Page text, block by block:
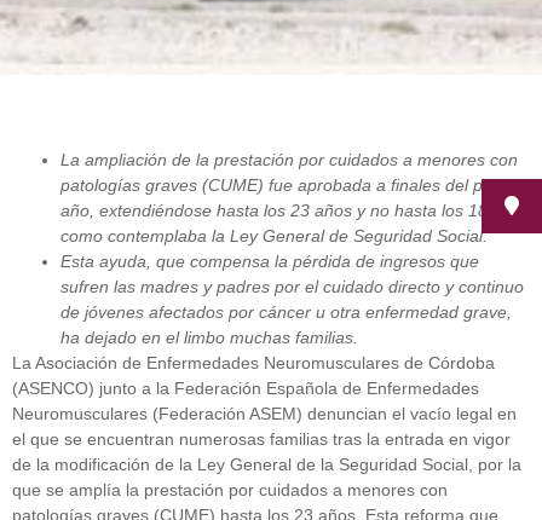
La ampliación de la prestación por cuidados a menores con
patologías graves (CUME) fue aprobada a finales del pasado
año, extendiéndose hasta los 23 años y no hasta los 18
como contemplaba la Ley General de Seguridad Social.
Esta ayuda, que compensa la pérdida de ingresos que
sufren las madres y padres por el cuidado directo y continuo
de jóvenes afectados por cáncer u otra enfermedad grave,
ha dejado en el limbo muchas familias.
La Asociación de Enfermedades Neuromusculares de Córdoba
(ASENCO) junto a la Federación Española de Enfermedades
Neuromusculares (Federación ASEM) denuncian el vacío legal en
el que se encuentran numerosas familias tras la entrada en vigor
de la modificación de la Ley General de la Seguridad Social, por la
que se amplía la prestación por cuidados a menores con
patologías graves (CUME) hasta los 23 años. Esta reforma que